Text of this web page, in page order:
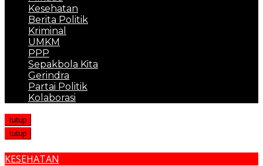
Kesehatan
Berita Politik
Kriminal
UMKM
PPP
Sepakbola Kita
Gerindra
Partai Politik
Kolaborasi
tutup
tutup
KESEHATAN